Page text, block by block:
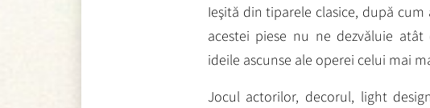
Ieşită din tiparele clasice, după
acestei piese nu ne dezvăluie
ideile ascunse ale operei celui mai
Jocul actorilor, decorul, light